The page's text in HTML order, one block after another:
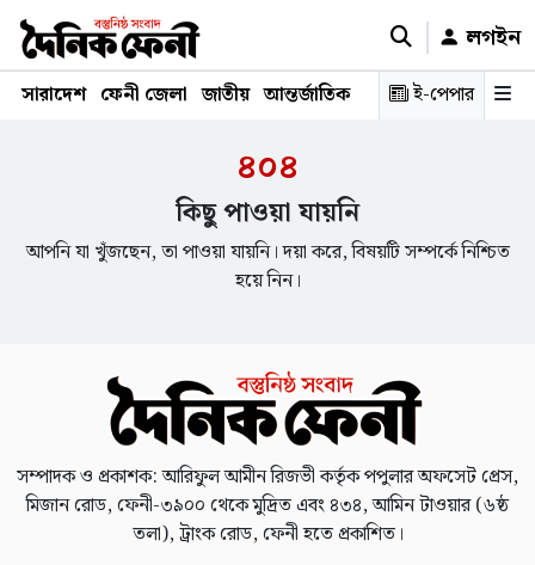
লগইন
সারাদেশ ফেনী জেলা জাতীয় আন্তর্জাতিক রাজনীতি স্বাস্থ্য শিক্ষা
ই-পেপার
৪০৪
কিছু পাওয়া যায়নি
আপনি যা খুঁজছেন, তা পাওয়া যায়নি। দয়া করে, বিষয়টি সম্পর্কে নিশ্চিত
হয়ে নিন।
সম্পাদক ও প্রকাশক: আরিফুল আমীন রিজভী কর্তৃক পপুলার অফসেট প্রেস,
মিজান রোড, ফেনী-৩৯০০ থেকে মুদ্রিত এবং ৪৩৪, আমিন টাওয়ার (৬ষ্ঠ
তলা), ট্রাংক রোড, ফেনী হতে প্রকাশিত।